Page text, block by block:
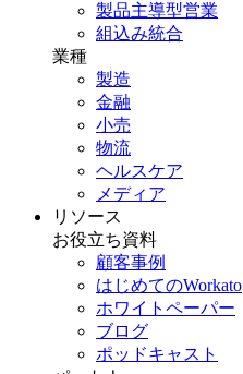
製品主導型営業
組込み統合
業種
製造
金融
小売
物流
ヘルスケア
メディア
リソース
お役立ち資料
顧客事例
はじめてのWorkato
ホワイトペーパー
ブログ
ポッドキャスト